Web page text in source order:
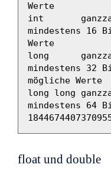
Werte
int
mindestens 16
Werte
long
mindestens 32
mögliche Werte
long
long
mindestens 64
float und double